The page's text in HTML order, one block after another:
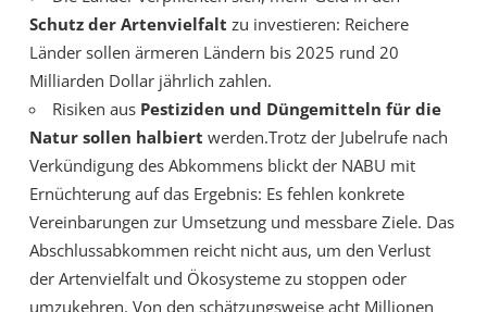
Schutz der Artenvielfalt zu investieren: Reichere
Länder sollen ärmeren Ländern bis 2025 rund 20
Milliarden Dollar jährlich zahlen.
Risiken aus Pestiziden und Düngemitteln für die
Natur sollen halbiert werden.Trotz der Jubelrufe nach
Verkündigung des Abkommens blickt der NABU mit
Ernüchterung auf das Ergebnis: Es fehlen konkrete
Vereinbarungen zur Umsetzung und messbare Ziele. Das
Abschlussabkommen reicht nicht aus, um den Verlust
der Artenvielfalt und Ökosysteme zu stoppen oder
umzukehren. Von den schätzungsweise acht Millionen